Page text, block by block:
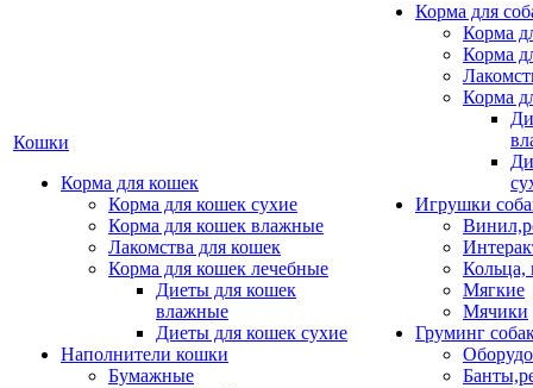
Кошки
Корма для кошек
Корма для кошек сухие
Корма для кошек влажные
Лакомства для кошек
Корма для кошек лечебные
Диеты для кошек
влажные
Диеты для кошек сухие
Наполнители кошки
Бумажные
Корма для
Корма
Корма
Корма
Игрушки
Кольца,
Мягкие
Мячики
Груминг